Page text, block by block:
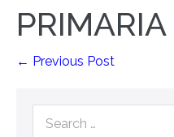
← Previous Post